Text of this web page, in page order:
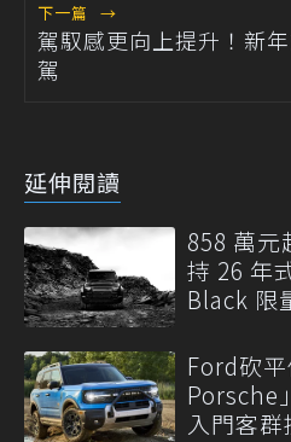
下一篇 →
駕馭感更向上提升！新
駕
延伸閱讀
858 萬元
持 26 年
Black 限
Ford砍
Porsche
入門客群